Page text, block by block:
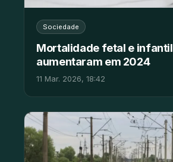
Sociedade
Mortalidade fetal e infantil
aumentaram em 2024
11 Mar. 2026, 18:42